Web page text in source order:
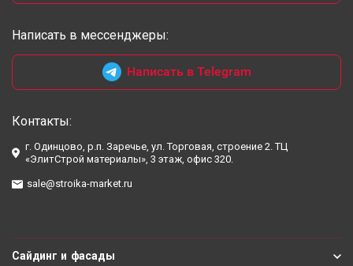
Написать в мессенджеры:
Написать в Telegram
Контакты:
г. Одинцово, р.п. Заречье, ул. Торговая, строение 2. ТЦ
«ЭлитСтрой материалы», 3 этаж, офис 320.
sale@stroika-market.ru
Сайдинг и фасады